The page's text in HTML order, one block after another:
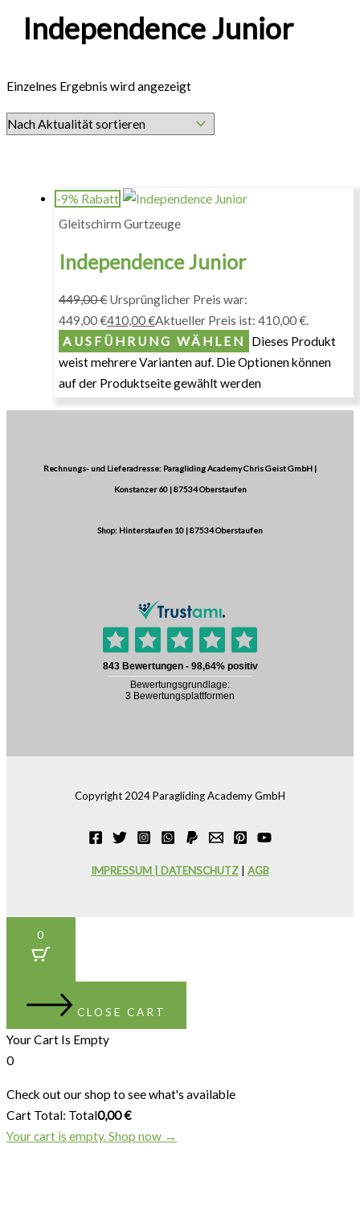
Independence Junior
Einzelnes Ergebnis wird angezeigt
-9% Rabatt
Gleitschirm Gurtzeuge
Independence Junior
449,00€ Ursprünglicher Preis war:
449,00 €410,00€Aktueller Preis ist: 410,00 €.
AUSFÜHRUNG WÄHLEN
Dieses Produkt
weist mehrere Varianten auf. Die Optionen können
auf der Produktseite gewählt werden
Rechnungs- und Lieferadresse: Paragliding Academy Chris Geist GmbH |
Konstanzer 60 | 87534 Oberstaufen
Shop: Hinterstaufen 10 | 87534 Oberstaufen
Copyright 2024 Paragliding Academy GmbH
IMPRESSUM | DATENSCHUTZ AGB
0
CLOSE CART
Your Cart Is Empty
0
Check out our shop to see what's available
Cart Total: Total0,00€
Your cart is empty. Shop now →